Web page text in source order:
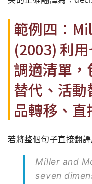
範例四：
(2003) 利
調適清單
替代、活
品轉移、
若將整個句子直接翻譯
Miller and
seven